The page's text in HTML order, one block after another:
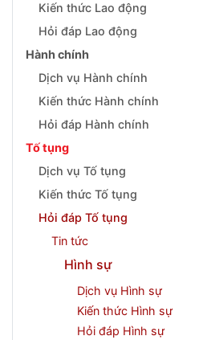
Kiến thức Lao động
Hỏi đáp Lao động
Hành chính
Dịch vụ Hành chính
Kiến thức Hành chính
Hỏi đáp Hành chính
Tố tụng
Dịch vụ Tố tụng
Kiến thức Tố tụng
Hỏi đáp Tố tụng
Tin tức
Hình sự
Dịch vụ Hình sự
Kiến thức Hình sự
Hỏi đáp Hình sự